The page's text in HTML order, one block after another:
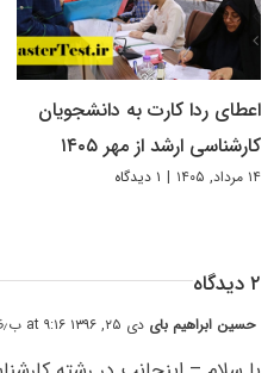
اعطای ردا کارت به دانشجویان
کارشناسی ارشد از مهر ۱۴۰۵
۱۴ مرداد, ۱۴۰۵ | ۱ دیدگاه
۲ دیدگاه
حسین ابراهیم بای دی ۲۵, ۱۳۹۶ at ۹:۱۶ ب٫ظ